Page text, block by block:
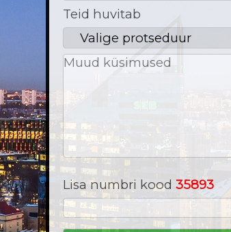
Teid huvitab
Lisa numbri kood35893